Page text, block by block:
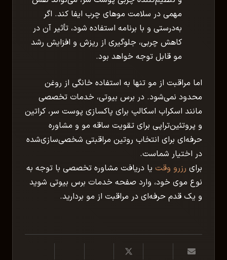
مهمی در سلامت موهای چرب ایفا کند. اگر
به‌درستی و با برنامه استفاده شود، تأثیر آن در
کاهش چربی، جلوگیری از ریزش و افزایش رشد
مو قابل توجه خواهد بود.
اما مراقبت از مو تنها به استفاده خانگی از روغن
محدود نمی‌شود. در برس بیوتی، خدمات تخصصی
مانند اسکراب اسکالپ برای پاکسازی پوست سر، کراتین
و پروتئین‌تراپی برای تقویت ساقه مو و مشاوره
حرفه‌ای برای انتخاب روتین مراقبتی شخصی‌سازی‌شده
در اختیار شماست.
برای رزرو وقت یا دریافت مشاوره تخصصی با توجه به
نوع موی خود، وارد صفحه خدمات برس بیوتی شوید
و یک قدم حرفه‌ای در مراقبت از مو بردارید.